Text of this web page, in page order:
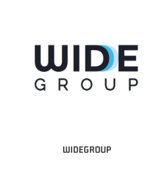
WIDEGROUP